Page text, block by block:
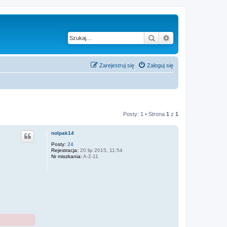
Szukaj
Zaloguj się
Zarejestruj się
Posty: 1 • Strona 1 z 1
nolpak14
Posty: 24
Rejestracja: 20 lip 2015, 11:54
Nr miszkania: A-2-11